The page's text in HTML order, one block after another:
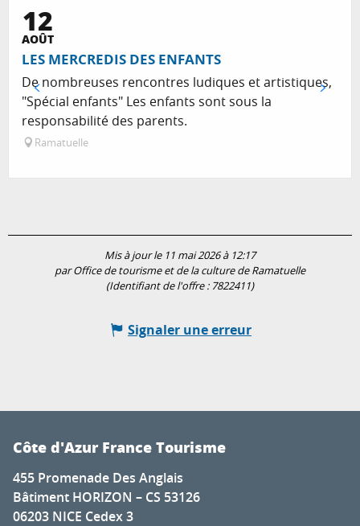
12
AOÛT
LES MERCREDIS DES ENFANTS
De nombreuses rencontres ludiques et artistiques,
"Spécial enfants" Les enfants sont sous la
responsabilité des parents.
Ramatuelle
Mis à jour le 11 mai 2026 à 12:17
par Office de tourisme et de la culture de Ramatuelle
(Identifiant de l'offre : 7822411)
Signaler une erreur
Côte d'Azur France Tourisme
455 Promenade Des Anglais
Bâtiment HORIZON – CS 53126
06203 NICE Cedex 3